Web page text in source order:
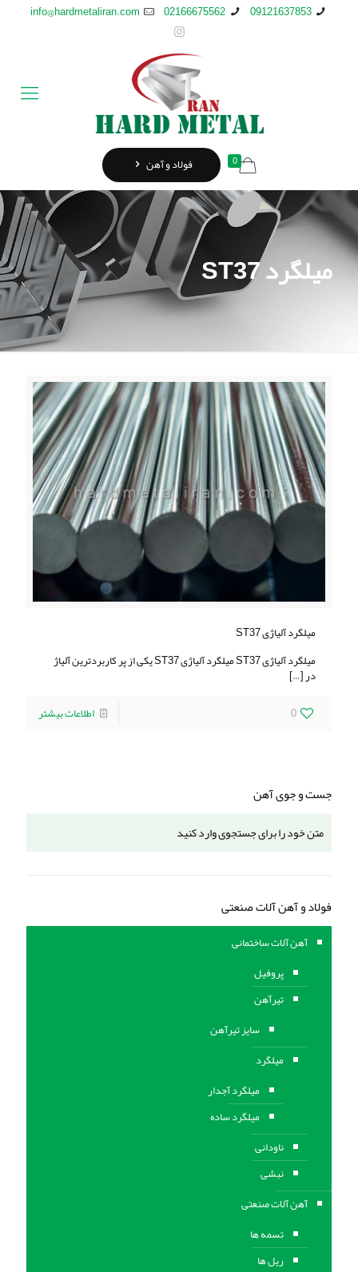
09121637853
02166675562
info@hardmetaliran.com
0 فولاد و آهن
میلگرد ST37
میلگرد آلیاژی ST37
میلگرد آلیاژی ST37 میلگرد آلیاژی ST37 یکی از پر کاربردترین آلیاژ
در[…]
0
اطلاعات بیشتر
جست و جوی آهن
فولاد و آهن آلات صنعتی
آهن آلات ساختمانی
پروفیل
تیرآهن
سایز تیرآهن
میلگرد
میلگرد آجدار
میلگرد ساده
ناودانی
نبشی
آهن آلات صنعتی
تسمه ها
ریل ها